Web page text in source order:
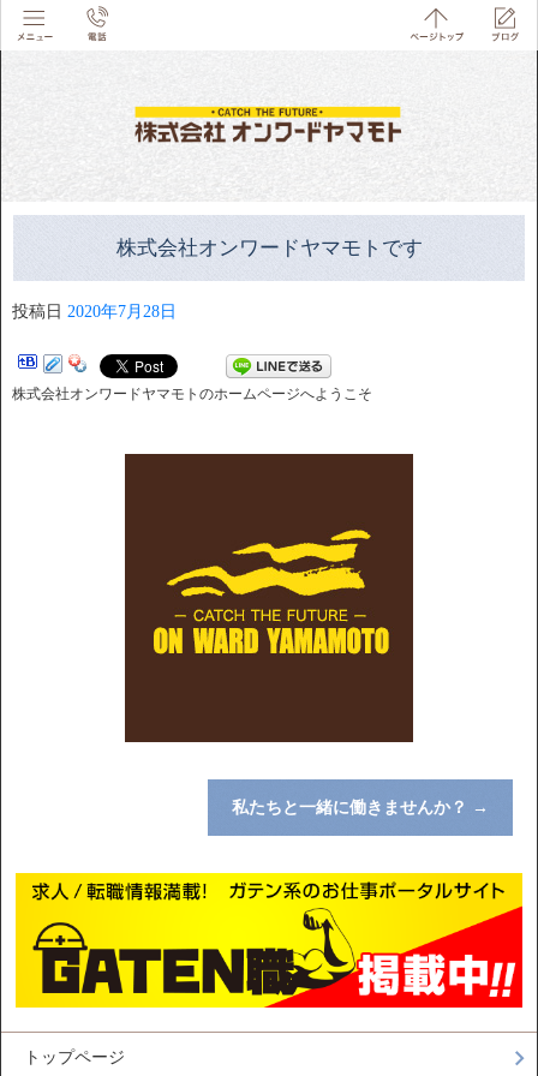
株式会社オンワードヤマモトです
投稿日 2020年7月28日
株式会社オンワードヤマモトのホームページへようこそ
私たちと一緒に働きませんか？ →
トップページ